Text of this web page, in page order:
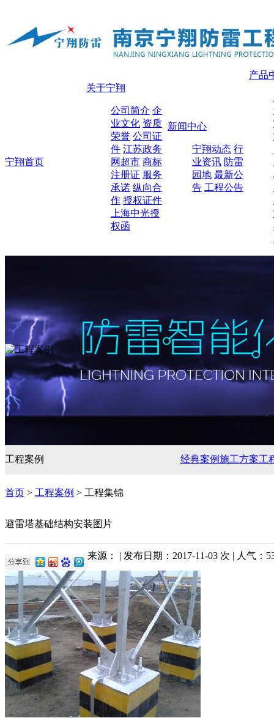
宁翔首页
关于宁翔
公司简介 企
业文化 资质
荣誉 公司证
件 江苏政务
网超市 商标
注册证 服务
承诺 纵向合
作 授权证件
上海中光授
权函
新闻中心
宁翔动态 行
业资讯 防雷
园地 最新公
告 工程公告
产品
工程案例 经典案例施工方案工
首页 > 工程案例 > 工程集锦
避雷塔基础结构安装图片
来源： | 发布日期：2017-11-03 次 | 人气：